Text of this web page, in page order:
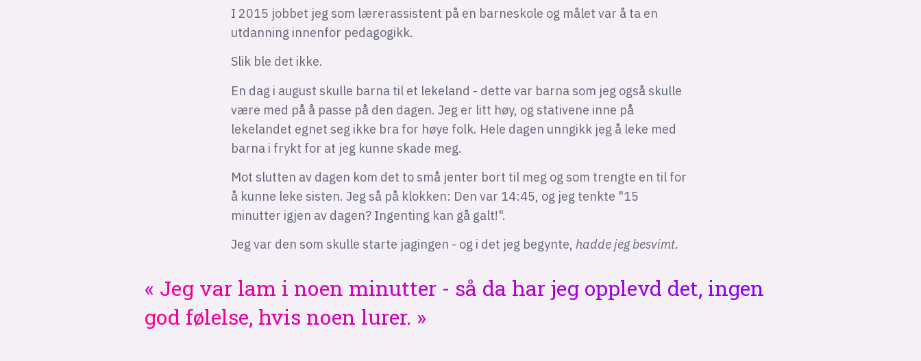
I 2015 jobbet jeg som lærerassistent på en barneskole og målet var å ta en
utdanning innenfor pedagogikk.
Slik ble det ikke.
En dag i august skulle barna til et lekeland - dette var barna som jeg også skulle
være med på å passe på den dagen. Jeg er litt høy, og stativene inne på
lekelandet egnet seg ikke bra for høye folk. Hele dagen unngikk jeg å leke med
barna i frykt for at jeg kunne skade meg.
Mot slutten av dagen kom det to små jenter bort til meg og som trengte en til for
å kunne leke sisten. Jeg så på klokken: Den var 14:45, og jeg tenkte "15
minutter igjen av dagen? Ingenting kan gå galt!".
Jeg var den som skulle starte jagingen - og i det jeg begynte, hadde jeg besvimt.
Jeg var lam i noen minutter - så da har jeg opplevd det, ingen
god følelse, hvis noen lurer.